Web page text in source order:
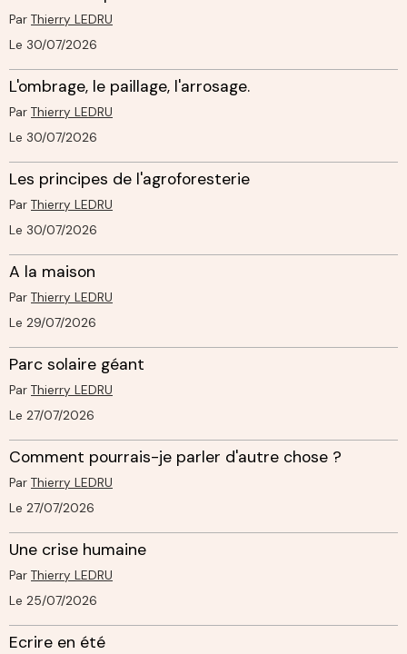
Par Thierry LEDRU
Le 30/07/2026
L'ombrage, le paillage, l'arrosage.
Par Thierry LEDRU
Le 30/07/2026
Les principes de l'agroforesterie
Par Thierry LEDRU
Le 30/07/2026
A la maison
Par Thierry LEDRU
Le 29/07/2026
Parc solaire géant
Par Thierry LEDRU
Le 27/07/2026
Comment pourrais-je parler d'autre chose ?
Par Thierry LEDRU
Le 27/07/2026
Une crise humaine
Par Thierry LEDRU
Le 25/07/2026
Ecrire en été